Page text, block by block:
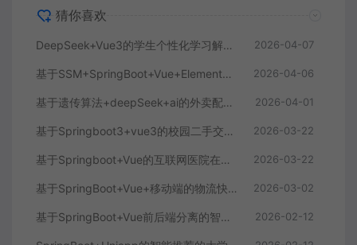
猜你喜欢
DeepSeek+Vue3的学生个性化学习解答AI系统 2026-04-07
基于SSM+SpringBoot+Vue+ElementPlus的聊天im系统 2026-04-06
基于遗传算法+deepSeek+ai的外卖配送系统 2026-04-01
基于Springboot3+vue3的校园二手交易平台 2026-03-22
基于Springboot+Vue的互联网医院在线问诊系统 2026-03-22
基于SpringBoot+Vue+移动端的物流快递系统 2026-03-02
基于SpringBoot+Vue前后端分离的智能知识库问答系统 2026-02-12